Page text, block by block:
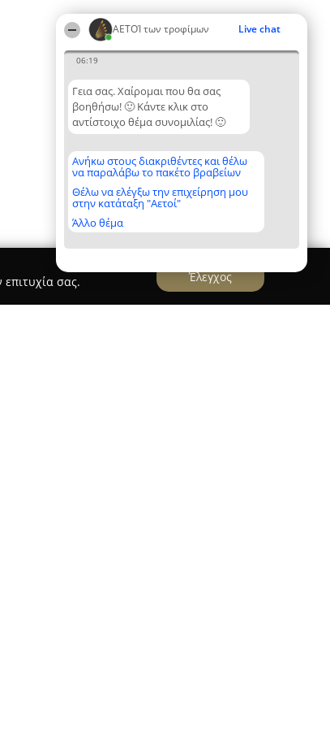
ΑΕΤΟΊ των τροφίμων Live chat
06:19
Γεια σας. Χαίρομαι που θα σας
βοηθήσω! 🙂 Κάντε κλικ στο
αντίστοιχο θέμα συνομιλίας! 🙂
Ανήκω στους διακριθέντες και θέλω
να παραλάβω το πακέτο βραβείων
Θέλω να ελέγξω την επιχείρηση μου
στην κατάταξη "Αετοί"
Άλλο θέμα
σας.
Έλεγχος